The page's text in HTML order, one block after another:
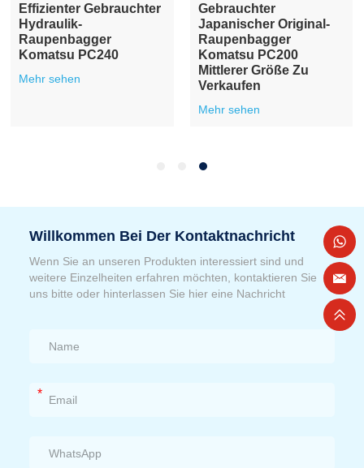
Effizienter Gebrauchter
Hydraulik-
Raupenbagger
Komatsu PC240
Mehr sehen
Gebrauchter
Japanischer Original-
Raupenbagger
Komatsu PC200
Mittlerer Größe Zu
Verkaufen
Mehr sehen
Willkommen Bei Der Kontaktnachricht
Wenn Sie an unseren Produkten interessiert sind und
weitere Einzelheiten erfahren möchten, kontaktieren Sie
uns bitte oder hinterlassen Sie hier eine Nachricht
*